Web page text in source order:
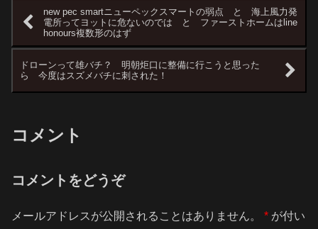
new pec smartニューペックスマートの弱点 と 海上風力発
電所ってヨットに危ないのでは と ファーストホームはline
honours複数形のはず
ドローンって雄バチ？ 明朝炬口に整備に行こうと思った
ら 今度はスズメバチに刺された！
コメント
コメントをどうぞ
メールアドレスが公開されることはありません。 * が付い